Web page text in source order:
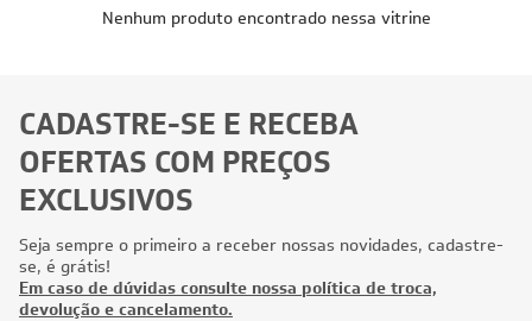
Nenhum produto encontrado nessa vitrine
CADASTRE-SE E RECEBA
OFERTAS COM PREÇOS
EXCLUSIVOS
Seja sempre o primeiro a receber nossas novidades, cadastre-
se, é grátis!
Em caso de dúvidas consulte nossa política de troca,
devolução e cancelamento.